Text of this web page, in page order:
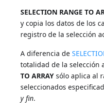
SELECTION RANGE TO
y copia los datos de los
registro de la selección
A diferencia de
totalidad de la selección
TO ARRAY sólo aplica al
seleccionados
y fin.